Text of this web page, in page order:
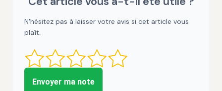
N'hésitez pas à laisser votre avis si cet article vous
plaît.
Envoyer ma note